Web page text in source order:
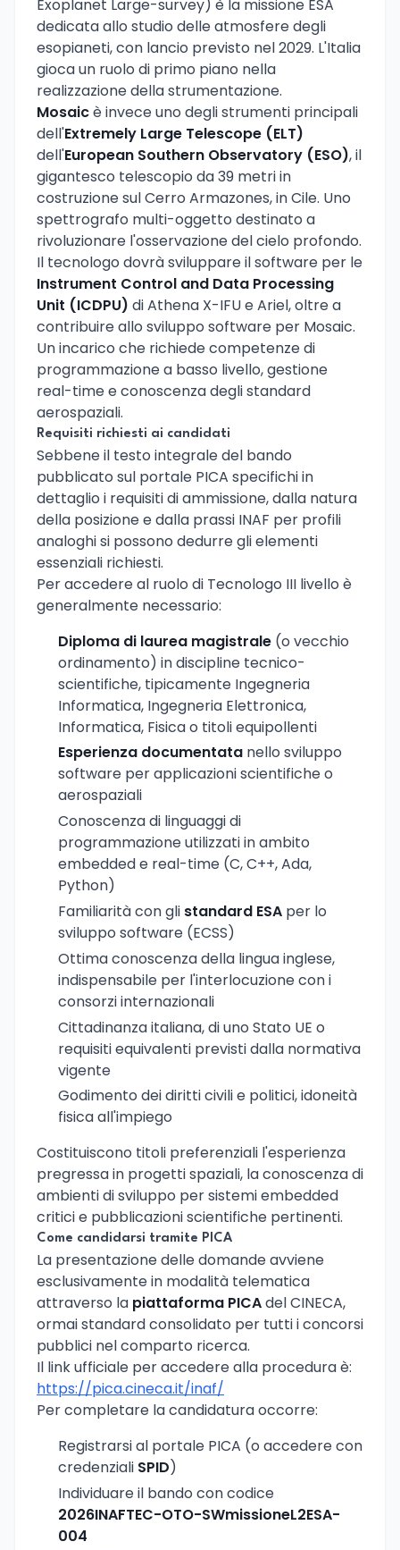
Exoplanet Large-survey) è la missione ESA
dedicata allo studio delle atmosfere degli
esopianeti, con lancio previsto nel 2029. L'Italia
gioca un ruolo di primo piano nella
realizzazione della strumentazione.
Mosaicè invece uno degli strumenti principali
dell'Extremely Large Telescope (ELT)
dell'European Southern Observatory (ESO), il
gigantesco telescopio da 39 metri in
costruzione sul Cerro Armazones, in Cile. Uno
spettrografo multi-oggetto destinato a
rivoluzionare l'osservazione del cielo profondo.
Il tecnologo dovrà sviluppare il software per le
Instrument Control and Data Processing
Unit (ICDPU) di Athena X-IFU e Ariel, oltre a
contribuire allo sviluppo software per Mosaic.
Un incarico che richiede competenze di
programmazione a basso livello, gestione
real-time e conoscenza degli standard
aerospaziali.
Requisiti richiesti ai candidati
Sebbene il testo integrale del bando
pubblicato sul portale PICA specifichi in
dettaglio i requisiti di ammissione, dalla natura
della posizione e dalla prassi INAF per profili
analoghi si possono dedurre gli elementi
essenziali richiesti.
Per accedere al ruolo di Tecnologo III livello è
generalmente necessario:
Diploma di laurea magistrale (o vecchio
ordinamento) in discipline tecnico-
scientifiche, tipicamente Ingegneria
Informatica, Ingegneria Elettronica,
Informatica, Fisica o titoli equipollenti
Esperienza documentata nello sviluppo
software per applicazioni scientifiche o
aerospaziali
Conoscenza di linguaggi di
programmazione utilizzati in ambito
embedded e real-time (C, C++, Ada,
Python)
Familiarità con gli standard ESA per lo
sviluppo software (ECSS)
Ottima conoscenza della lingua inglese,
indispensabile per l'interlocuzione con i
consorzi internazionali
Cittadinanza italiana, di uno Stato UE o
requisiti equivalenti previsti dalla normativa
vigente
Godimento dei diritti civili e politici, idoneità
fisica all'impiego
Costituiscono titoli preferenziali l'esperienza
pregressa in progetti spaziali, la conoscenza di
ambienti di sviluppo per sistemi embedded
critici e pubblicazioni scientifiche pertinenti.
Come candidarsi tramite PICA
La presentazione delle domande avviene
esclusivamente in modalità telematica
attraverso la piattaforma PICAdel CINECA,
ormai standard consolidato per tutti i concorsi
pubblici nel comparto ricerca.
Il link ufficiale per accedere alla procedura è:
https://pica.cineca.it/inaf/
Per completare la candidatura occorre:
Registrarsi al portale PICA (o accedere con
credenziali SPID)
Individuare il bando con codice
2026INAFTEC-OTO-SWmissioneL2ESA-
004